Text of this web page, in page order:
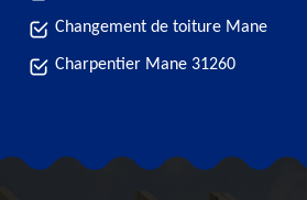
Changement de toiture Mane
Charpentier Mane 31260